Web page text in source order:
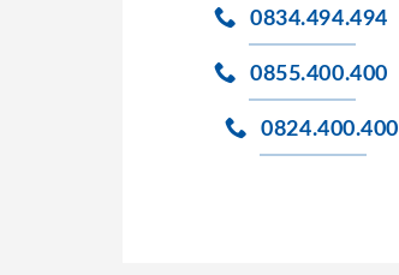
0834.494.494
0855.400.400
0824.400.400